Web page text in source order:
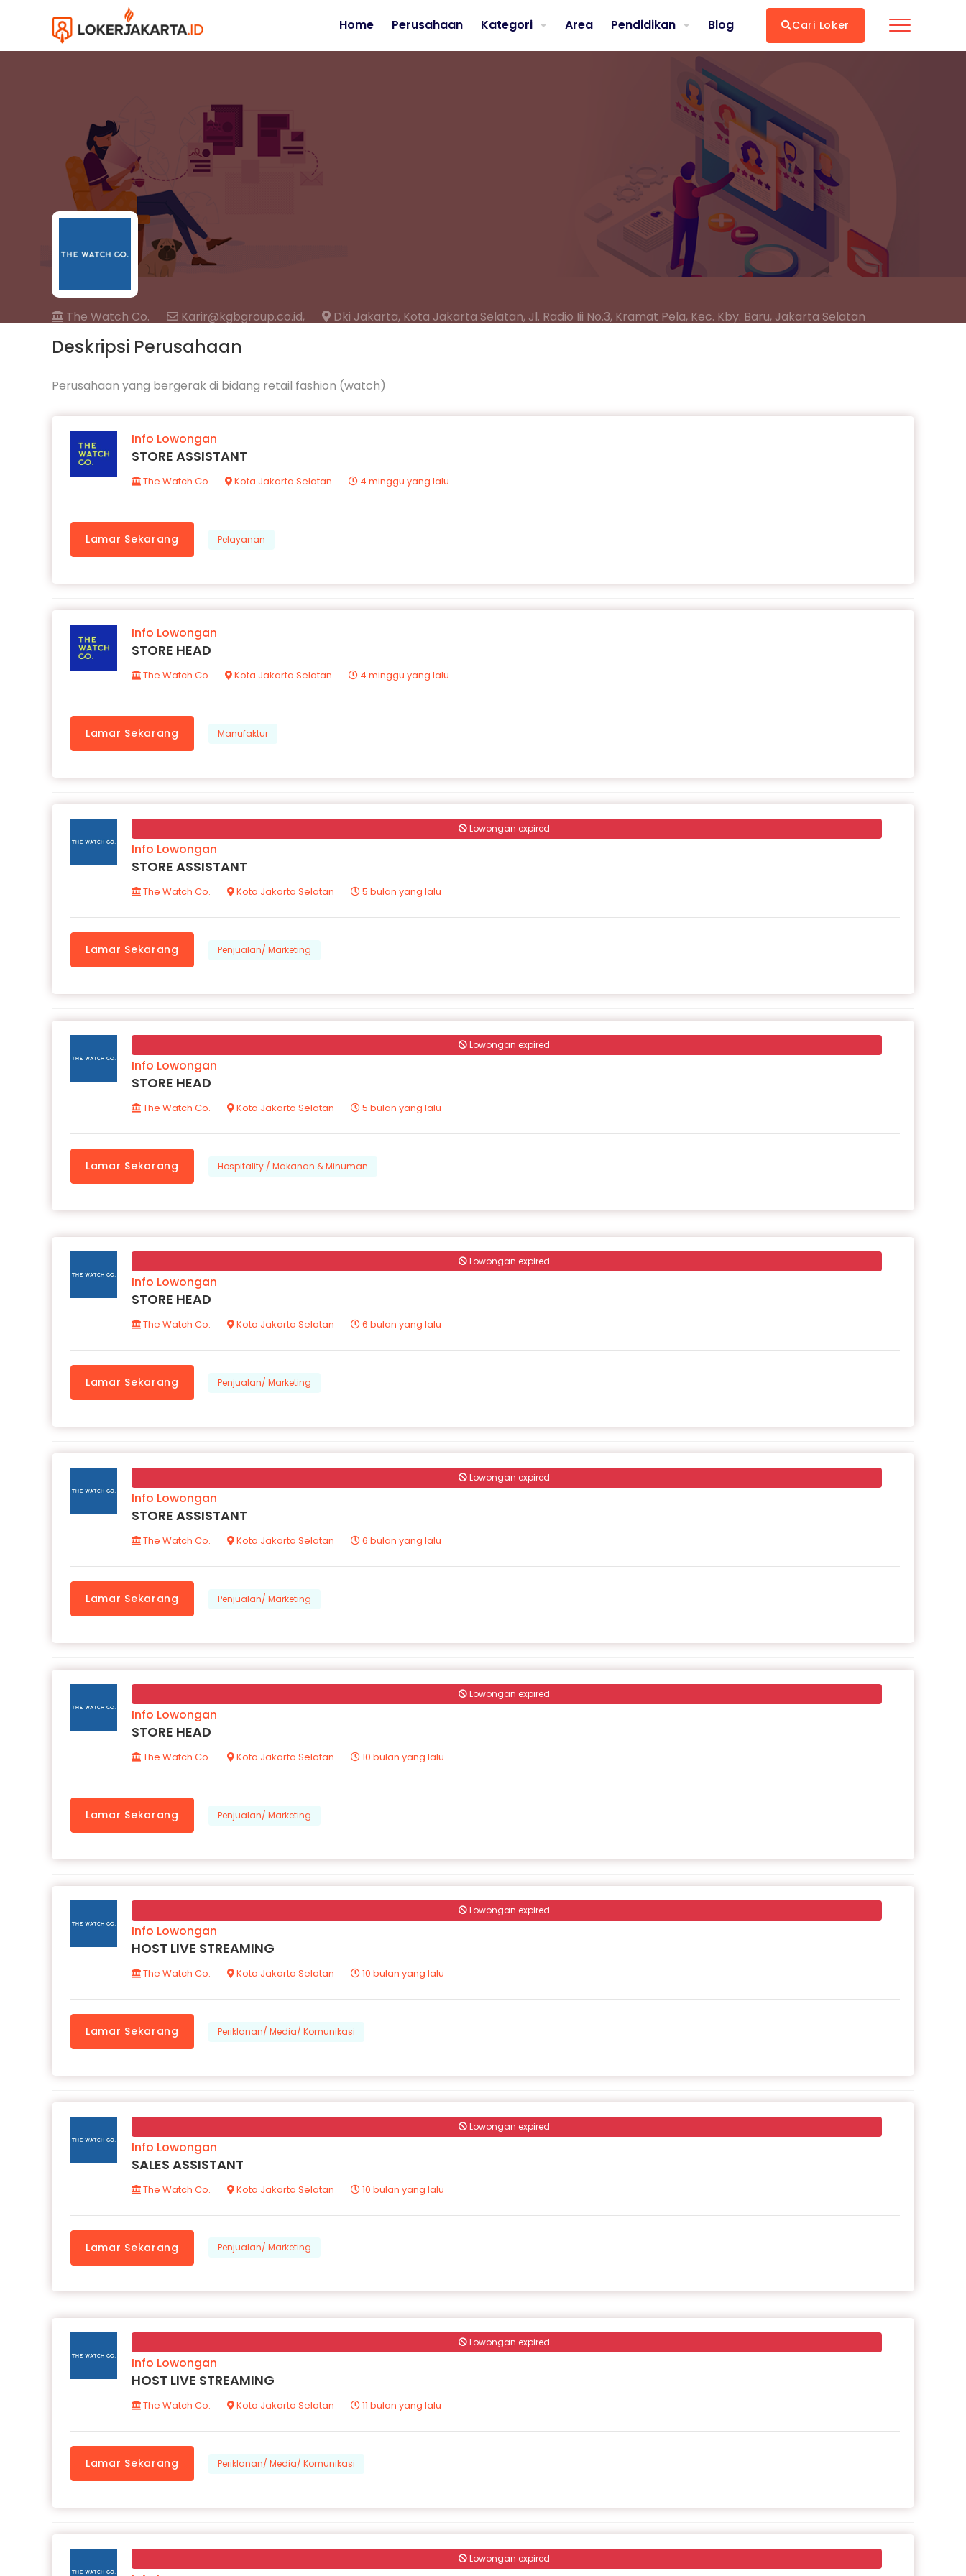
The Watch Co. Karir@kgbgroup.co.id, Dki Jakarta, Kota Jakarta Selatan, Jl. Radio Iii No.3, Kramat Pela, Kec. Kby. Baru, Jakarta Selatan
Home Perusahaan Kategori Area Pendidikan Blog Cari Loker
Deskripsi Perusahaan
Perusahaan yang bergerak di bidang retail fashion (watch)
Info Lowongan
STORE ASSISTANT
The Watch Co Kota Jakarta Selatan 4 minggu yang lalu
Lamar Sekarang Pelayanan
Info Lowongan
STORE HEAD
The Watch Co Kota Jakarta Selatan 4 minggu yang lalu
Lamar Sekarang Manufaktur
Lowongan expired
Info Lowongan
STORE ASSISTANT
The Watch Co. Kota Jakarta Selatan 5 bulan yang lalu
Lamar Sekarang Penjualan/ Marketing
Lowongan expired
Info Lowongan
STORE HEAD
The Watch Co. Kota Jakarta Selatan 5 bulan yang lalu
Lamar Sekarang Hospitality / Makanan & Minuman
Lowongan expired
Info Lowongan
STORE HEAD
The Watch Co. Kota Jakarta Selatan 6 bulan yang lalu
Lamar Sekarang Penjualan/ Marketing
Lowongan expired
Info Lowongan
STORE ASSISTANT
The Watch Co. Kota Jakarta Selatan 6 bulan yang lalu
Lamar Sekarang Penjualan/ Marketing
Lowongan expired
Info Lowongan
STORE HEAD
The Watch Co. Kota Jakarta Selatan 10 bulan yang lalu
Lamar Sekarang Penjualan/ Marketing
Lowongan expired
Info Lowongan
HOST LIVE STREAMING
The Watch Co. Kota Jakarta Selatan 10 bulan yang lalu
Lamar Sekarang Periklanan/ Media/ Komunikasi
Lowongan expired
Info Lowongan
SALES ASSISTANT
The Watch Co. Kota Jakarta Selatan 10 bulan yang lalu
Lamar Sekarang Penjualan/ Marketing
Lowongan expired
Info Lowongan
HOST LIVE STREAMING
The Watch Co. Kota Jakarta Selatan 11 bulan yang lalu
Lamar Sekarang Periklanan/ Media/ Komunikasi
Lowongan expired